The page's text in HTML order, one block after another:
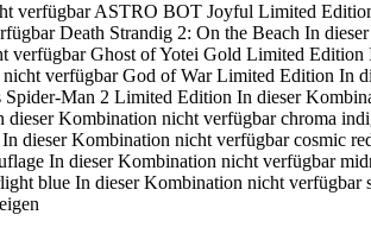
verfügbar ASTRO BOT Joyful Limited
Death Strandig 2: On the Beach In
verfügbar Ghost of Yotei Gold Limited Edition
verfügbar God of War Limited Edition In
Spider-Man 2 Limited Edition In dieser
dieser Kombination nicht verfügbar chroma
In dieser Kombination nicht verfügbar cosmic
In dieser Kombination nicht verfügbar
blue In dieser Kombination nicht verfügbar